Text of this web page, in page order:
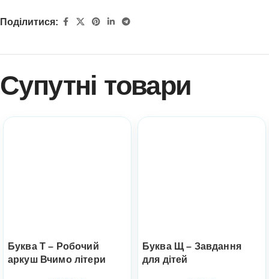
Поділитися:
Супутні товари
Буква Т – Робочий
аркуш Вчимо літери
Буква Щ – Завдання
для дітей